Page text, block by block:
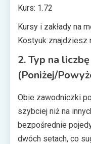
Kurs: 1.72
Kursy i zakłady na
Kostyuk znajdziesz
2. Typ na
(Poniżej/
Obie zawodniczki
szybciej niż na
bezpośrednie
dwóch setach, co